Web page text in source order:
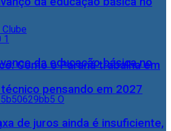
Como o Paraná trabalha em
pensando em 2027
da educação básica no
de juros ainda é insuficiente,